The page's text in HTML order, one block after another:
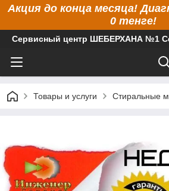
Акция до конца месяца!
0 тенге!
Сервисный центр ШЕБЕРХАНА №1
Товары и услуги Стиральные